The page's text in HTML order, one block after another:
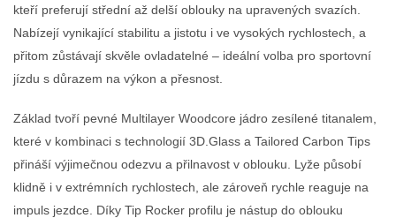
kteří preferují střední až delší oblouky na upravených svazích.
Nabízejí vynikající stabilitu a jistotu i ve vysokých rychlostech, a
přitom zůstávají skvěle ovladatelné – ideální volba pro sportovní
jízdu s důrazem na výkon a přesnost.
Základ tvoří pevné Multilayer Woodcore jádro zesílené titanalem,
které v kombinaci s technologií 3D.Glass a Tailored Carbon Tips
přináší výjimečnou odezvu a přilnavost v oblouku. Lyže působí
klidně i v extrémních rychlostech, ale zároveň rychle reaguje na
impuls jezdce. Díky Tip Rocker profilu je nástup do oblouku